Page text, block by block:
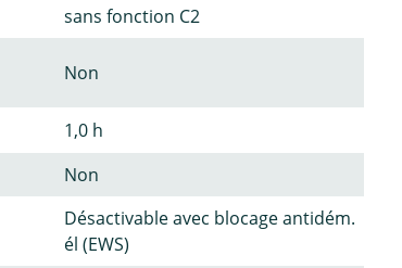
sans fonction C2
Non
1,0 h
Non
Désactivable avec blocage antidém.
él (EWS)